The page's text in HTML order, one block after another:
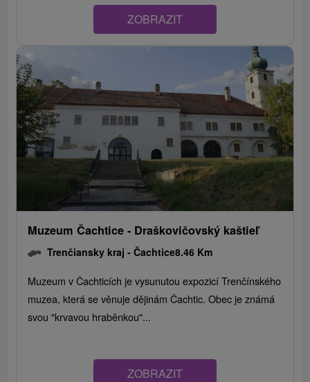
ZOBRAZIT
Muzeum Čachtice - Draškovičovský kaštieľ
Trenčiansky kraj -Čachtice8.46 Km
Muzeum v Čachticích je vysunutou expozicí Trenčínského
muzea, která se věnuje dějinám Čachtic. Obec je známá
svou "krvavou hraběnkou"...
ZOBRAZIT